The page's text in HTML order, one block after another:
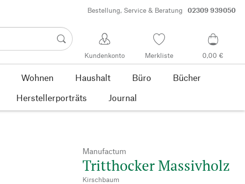
Bestellung, Service & Beratung 02309 939050
Kundenkonto Merkliste 0,00 €
Wohnen Haushalt Büro
Bücher
Herstellerporträts Journal
Manufactum
Tritthocker Massivholz
Kirschbaum